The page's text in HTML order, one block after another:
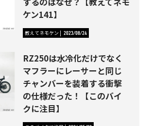
ケン141】
教えてネモケン 2023/08/24
RZ250は水冷化だけでなく
マフラーにレーサーと同じ
チャンバーを装着する衝撃
の仕様だった！【このバイ
クに注目】